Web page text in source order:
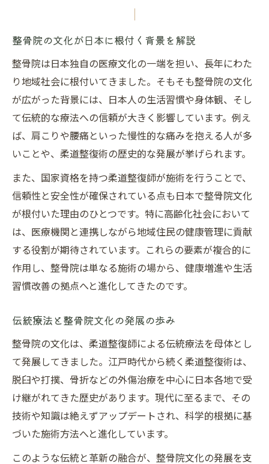
現代社会における整骨院の重要な役割
整骨院が地域社会にもたらす安心感
現代に受け継がれる整骨院の魅力とは
整骨院の現代的な魅力と利用者の声
伝統と革新が融合した整骨院文化の今
整骨院で体験できる独自の魅力を紹介
整骨院が現代人に選ばれる理由を考察
文化として根づく整骨院の価値とは何か
経営環境の変化が整骨院文化に与える影響
整骨院の経営環境変化が文化に及ぼす影響
時代の流れとともに変わる整骨院経営
整骨院文化は経営の変化でどう進化するか
整骨院の経営課題と文化的存続の両立
整骨院が直面する名称規制の課題と展望
整骨院の名称規制が文化に与える影響
整骨院業界で進む法規制の最新動向
名称規制により変わる整骨院の文化的役割
整骨院の法的課題と文化の関係性を考察
整骨院業界が名称規制へどう対応している
か
整骨院の文化が日本に根付く背景を解説
整骨院は日本独自の医療文化の一端を担い、長年にわた
り地域社会に根付いてきました。そもそも整骨院の文化
が広がった背景には、日本人の生活習慣や身体観、そし
て伝統的な療法への信頼が大きく影響しています。例え
ば、肩こりや腰痛といった慢性的な痛みを抱える人が多
いことや、柔道整復術の歴史的な発展が挙げられます。
また、国家資格を持つ柔道整復師が施術を行うことで、
信頼性と安全性が確保されている点も日本で整骨院文化
が根付いた理由のひとつです。特に高齢化社会において
は、医療機関と連携しながら地域住民の健康管理に貢献
する役割が期待されています。これらの要素が複合的に
作用し、整骨院は単なる施術の場から、健康増進や生活
習慣改善の拠点へと進化してきたのです。
伝統療法と整骨院文化の発展の歩み
整骨院の文化は、柔道整復師による伝統療法を母体とし
て発展してきました。江戸時代から続く柔道整復術は、
脱臼や打撲、骨折などの外傷治療を中心に日本各地で受
け継がれてきた歴史があります。現代に至るまで、その
技術や知識は絶えずアップデートされ、科学的根拠に基
づいた施術方法へと進化しています。
このような伝統と革新の融合が、整骨院文化の発展を支